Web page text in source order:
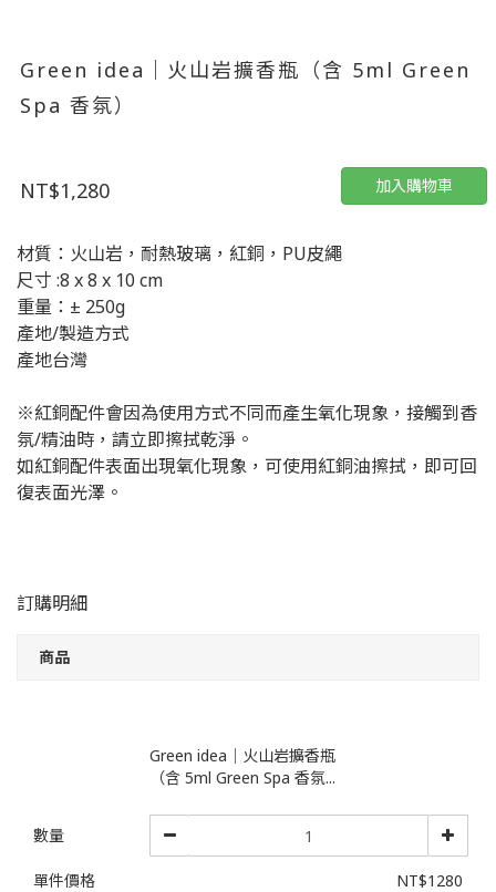
Green idea｜火山岩擴香瓶（含 5ml Green
Spa 香氛）
NT$1,280 加入購物車
材質：火山岩，耐熱玻璃，紅銅，PU皮繩
尺寸 :8 x 8 x 10 cm
重量：± 250g
產地/製造方式
產地台灣
※紅銅配件會因為使用方式不同而產生氧化現象，接觸到香
氛/精油時，請立即擦拭乾淨。
如紅銅配件表面出現氧化現象，可使用紅銅油擦拭，即可回
復表面光澤。
訂購明細
商品
Green idea｜火山岩擴香瓶
（含 5ml Green Spa 香氛...
數量
單件價格
NT$1280